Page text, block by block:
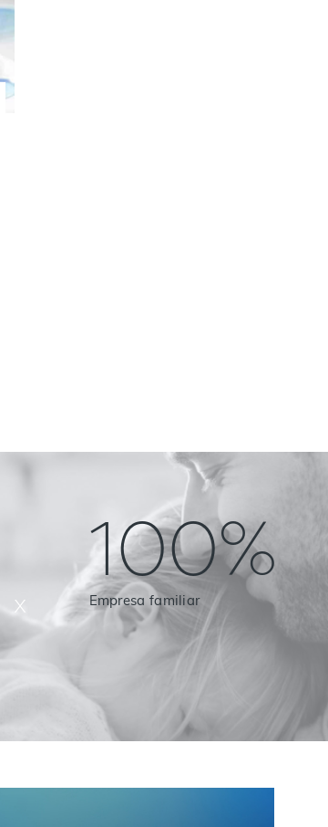
x
100%
Empresa familiar